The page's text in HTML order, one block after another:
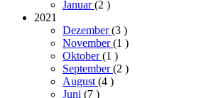
Januar(2 )
2021
Dezember(3 )
November(1 )
Oktober(1 )
September(2 )
August (4 )
Juni (7 )